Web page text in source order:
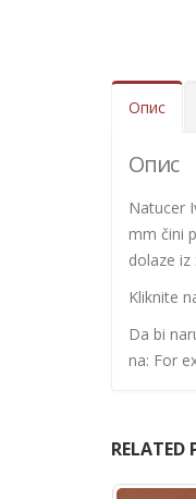
Опис
Опис
Natucer
mm čini
dolaze
Kliknite
Da bi
na: For
RELATED